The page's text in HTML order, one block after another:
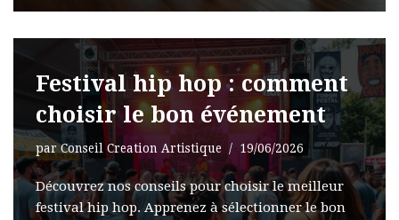
Festival hip hop : comment
choisir le bon événement
parConseil Creation Artistique 19/06/2026
Découvrez nos conseils pour choisir le meilleur
festival hip hop. Apprenez à sélectionner le bon